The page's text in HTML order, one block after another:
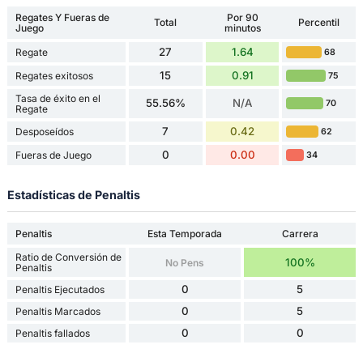
Regates Y Fueras de
Juego
Total
Por 90
minutos
Percentil
Regate 27 1.64 68
Regates exitosos 15 0.91 75
Tasa de éxito en el
Regate
55.56% N/A 70
Desposeídos 7 0.42 62
Fueras de Juego 0 0.00 34
Estadísticas de Penaltis
Penaltis Esta Temporada
Carrera
Ratio de Conversión de
Penaltis
No Pens 100%
Penaltis Ejecutados 0 5
Penaltis Marcados 0 5
Penaltis fallados 0 0